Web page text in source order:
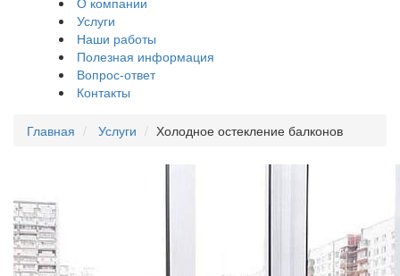
Услуги
Наши работы
Полезная информация
Вопрос-ответ
Контакты
Главная Услуги Холодное остекление балконов